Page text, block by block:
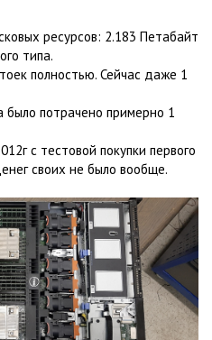
ресурсов: 2.183 Петабайт
типа.
полностью. Сейчас даже 1
было потрачено примерно 1
с тестовой покупки первого
своих не было вообще.